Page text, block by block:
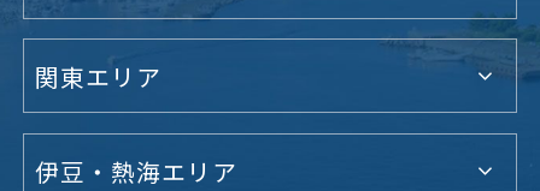
関東エリア
伊豆・熱海エリア